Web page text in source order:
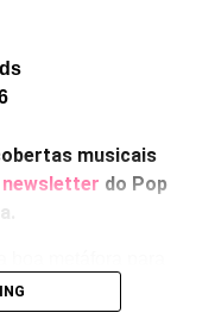
musicais
newsletter do Pop
ou de fragilidades,